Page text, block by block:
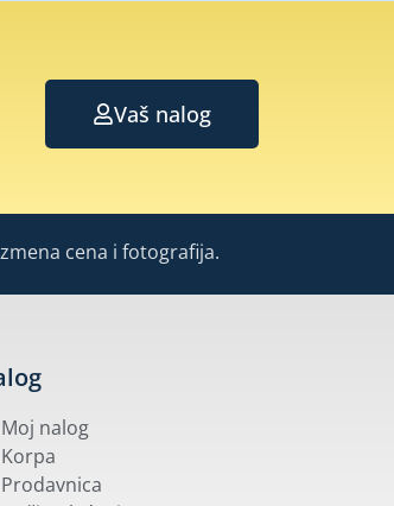
Vaš nalog
cena i fotografija.
Moj nalog
Korpa
Prodavnica